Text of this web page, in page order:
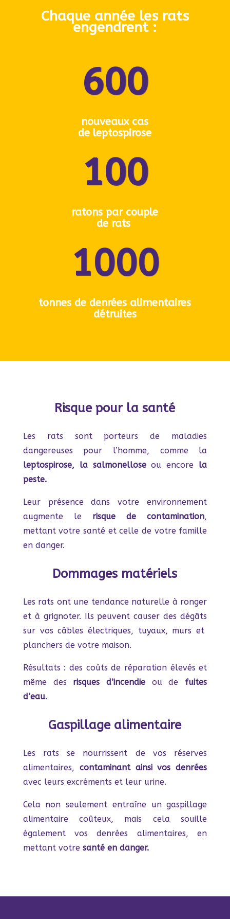
Chaque année les rats
engendrent :
600
nouveaux cas
de leptospirose
100
ratons par couple
de rats
1000
tonnes de denrées alimentaires
détruites
Risque pour la santé
Les rats sont porteurs de maladies
dangereuses pour l’homme, comme la
leptospirose, la salmonelloseou encore la
peste.
Leur présence dans votre environnement
augmente lerisque de contamination,
mettant votre santé et celle de votre famille
en danger.
Dommages matériels
Les rats ont une tendance naturelle à ronger
et à grignoter. Ils peuvent causer des dégâts
sur vos câbles électriques, tuyaux, murs et
planchers de votre maison.
Résultats : des coûts de réparation élevés et
même des risques d’incendie ou de fuites
d’eau.
Gaspillage alimentaire
Les rats se nourrissent de vos réserves
alimentaires, contaminant ainsi vos denrées
avec leurs excréments et leur urine.
Cela non seulement entraîne un gaspillage
alimentaire coûteux, mais cela souille
également vos denrées alimentaires, en
mettant votre santé en danger.